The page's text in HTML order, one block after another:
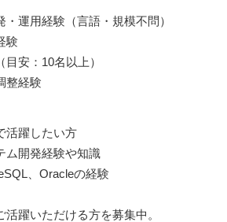
運用経験（言語・規模不問）
験
安：10名以上）
整経験
活躍したい方
開発経験や知識
、Oracleの経験
躍いただける方を募集中。